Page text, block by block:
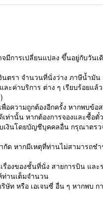
มีการเปลี่ยนแปลง ขึ้นอยู่กับวั
ตรา จำนวนที่นั่งว่าง ภาษีน้ำมั
ะค่าบริการ ต่าง ๆ เรียบร้อยแล้ว
อความถูกต้องอีกครั้ง หากพบข้อ
านั้น หากต้องการจองและซื้อ
นโดยบัญชีบุคคลอื่น กรุณาตร
หากมีเหตุที่ท่านไม่สามารถช
องของชั้นที่นั่ง สายการบิน แล
ท่านเต็มจำนวน
หรือ เอเจนซี่ อื่น ๆ หากพบ